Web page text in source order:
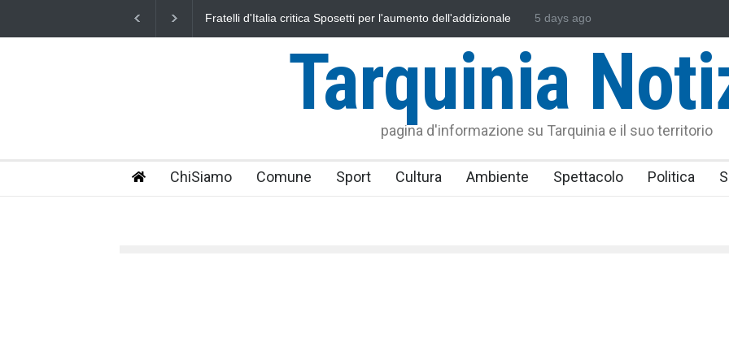
L'Università della Tuscia e l'Assonautica Provinciale di Viterbo
Vincenzo Ferri, un Eroe tarquiniese
5 days ago
Tarquinia
pagina d'informazione su Tarquinia e il suo territorio
ChiSiamo Comune Sport Cultura Ambiente Spettacolo Politica